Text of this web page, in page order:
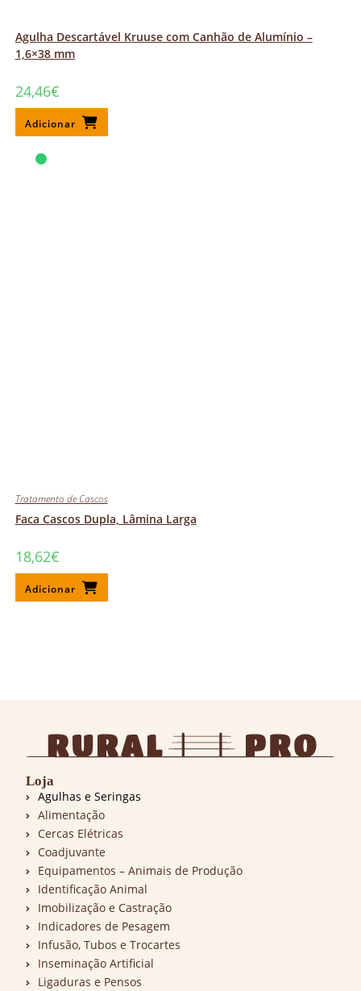
Agulha Descartável Kruuse com Canhão de Alumínio –
1,6×38 mm
24,46€
Adicionar
Tratamento de Cascos
Faca Cascos Dupla, Lâmina Larga
18,62€
Adicionar
Loja
Agulhas e Seringas
Alimentação
Cercas Elétricas
Coadjuvante
Equipamentos – Animais de Produção
Identificação Animal
Imobilização e Castração
Indicadores de Pesagem
Infusão, Tubos e Trocartes
Inseminação Artificial
Ligaduras e Pensos